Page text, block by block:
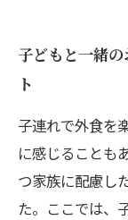
子どもと一緒
ト
子連れで外食を
に感じることも
つ家族に配慮し
た。ここでは、